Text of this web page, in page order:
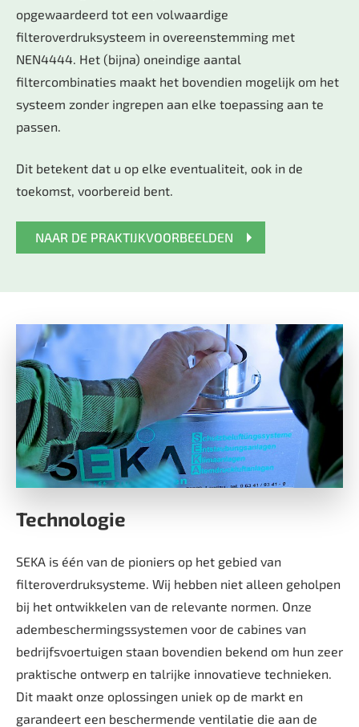
opgewaardeerd tot een volwaardige
filteroverdruksysteem in overeenstemming met
NEN4444. Het (bijna) oneindige aantal
filtercombinaties maakt het bovendien mogelijk om het
systeem zonder ingrepen aan elke toepassing aan te
passen.
Dit betekent dat u op elke eventualiteit, ook in de
toekomst, voorbereid bent.
NAAR DE PRAKTIJKVOORBEELDEN
Technologie
SEKA is één van de pioniers op het gebied van
filteroverdruksysteme. Wij hebben niet alleen geholpen
bij het ontwikkelen van de relevante normen. Onze
adembeschermingssystemen voor de cabines van
bedrijfsvoertuigen staan bovendien bekend om hun zeer
praktische ontwerp en talrijke innovatieve technieken.
Dit maakt onze oplossingen uniek op de markt en
garandeert een beschermende ventilatie die aan de